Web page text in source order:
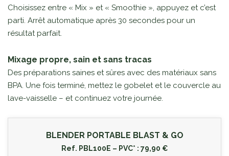
Choisissez entre « Mix » et « Smoothie », appuyez et c’est
parti. Arrêt automatique après 30 secondes pour un
résultat parfait.
Mixage propre, sain et sans tracas
Des préparations saines et sûres avec des matériaux sans
BPA. Une fois terminé, mettez le gobelet et le couvercle au
lave-vaisselle – et continuez votre journée.
BLENDER PORTABLE BLAST & GO
Ref. PBL100E – PVC* : 79,90 €